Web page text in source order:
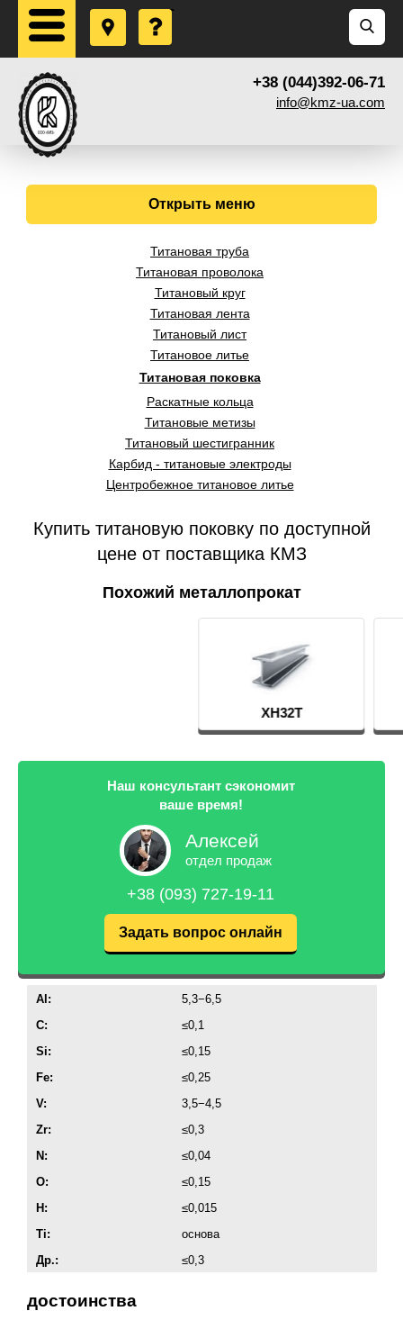
+38 (044)392-06-71
info@kmz-ua.com
Открыть меню
Титановая труба
Титановая проволока
Титановый круг
Титановая лента
Титановый лист
Титановое литье
Титановая поковка
Раскатные кольца
Титановые метизы
Титановый шестигранник
Карбид - титановые электроды
Центробежное титановое литье
Купить титановую поковку по доступной
цене от поставщика КМЗ
Похожий металлопрокат
Сплав ВТ9
Наш консультант сэкономит
ваше время!
Алексей
отдел продаж
+38 (093) 727-19-11
Задать вопрос онлайн
достоинства
Al:
5,3−6,5
C:
≤0,1
Si:
≤0,15
Fe:
≤0,25
V:
3,5−4,5
Zr:
≤0,3
N:
≤0,04
O:
≤0,15
H:
≤0,015
Ti:
основа
Др.:
≤0,3